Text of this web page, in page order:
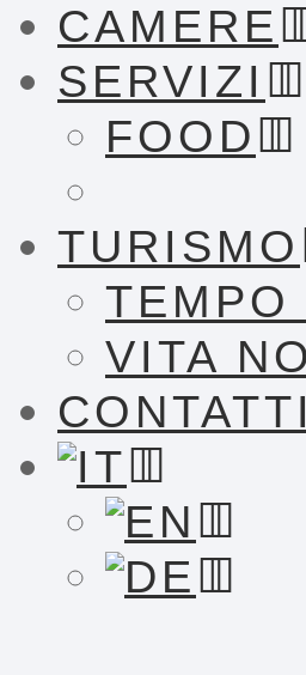
CAMERE
SERVIZI
FOOD
TURISMO
TEMPO
VITA
CONTATTI